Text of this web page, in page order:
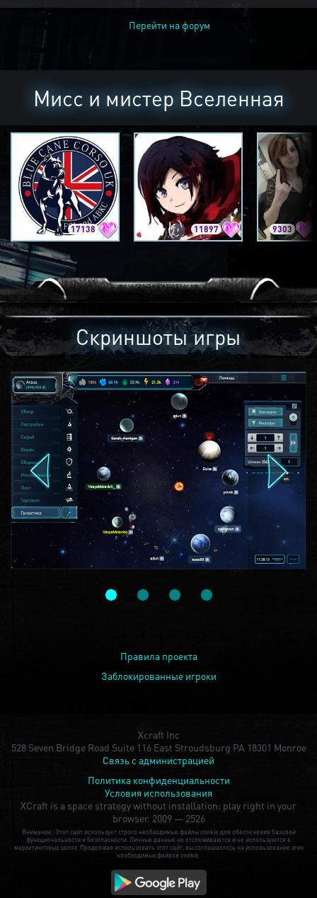
Перейти на форум
Мисс и мистер Вселенная
17138 11897 9303
Скриншоты игры
Правила проекта
Заблокированные игроки
Xcraft Inc
528 Seven Bridge Road Suite 116 East Stroudsburg PA 18301 Monroe
Связь с администрацией
Политика конфиденциальности
Условия использования
XCraft is a space strategy without installation: play right in your
browser. 2009 — 2526
Внимание: Этот сайт использует строго необходимые файлы cookie для обеспечения базовой
функциональности и безопасности. Личные данные не отслеживаются и не используются в
маркетинговых целях. Продолжая использовать этот сайт, вы соглашаетесь на использование этих
необходимых файлов cookie.